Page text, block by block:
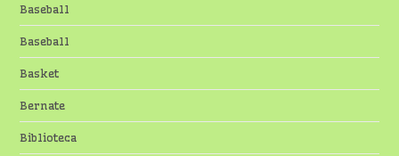
Baseball
Baseball
Basket
Bernate
Biblioteca